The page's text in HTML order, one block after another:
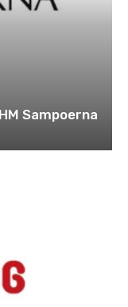
Sampoerna